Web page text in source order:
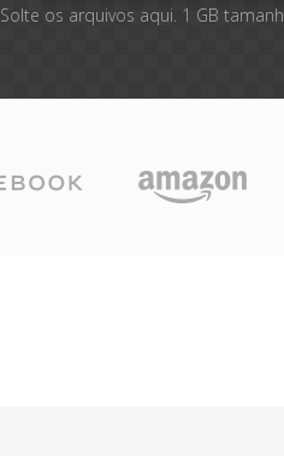
Solte os arquivos aqui. 1 GB